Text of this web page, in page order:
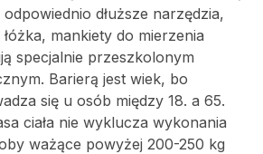
dłuższe narzędzia,
mankiety do mierzenia
specjalnie przeszkolonym
Barierą jest wiek, bo
się u osób między 18. a 65.
ciała nie wyklucza wykonania
ważące powyżej 200-250 kg